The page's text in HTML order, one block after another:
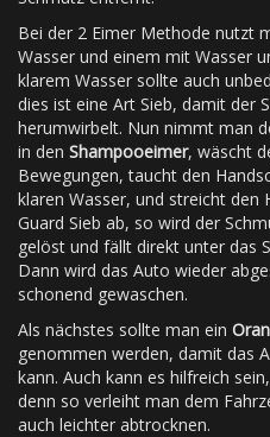
Bei der 2 Eimer Methode nutzt
Wasser und einem mit Wasser
klarem Wasser sollte auch
dies ist eine Art Sieb, damit der
herumwirbelt. Nun nimmt man
in den Shampooeimer, wäscht
Bewegungen, taucht den
klaren Wasser, und streicht den
Guard Sieb ab, so wird der
gelöst und fällt direkt unter das
Dann wird das Auto wieder
schonend gewaschen.
Als nächstes sollte man ein
genommen werden, damit das
kann. Auch kann es hilfreich
denn so verleiht man dem
auch leichter abtrocknen.